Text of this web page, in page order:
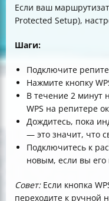
Если ваш
Protected Setup),
Шаги:
Подключите
Нажмите кнопку
В течение 2 минут
WPS на репитере
Дождитесь, пока
— это значит, что
Подключитесь к
новым, если вы
Совет:Если кнопка
переходите к ручной